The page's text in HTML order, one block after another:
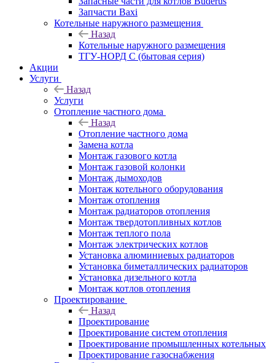
Запчасти Baxi
Котельные наружного размещения
Назад
Котельные наружного размещения
ТГУ-НОРД С (бытовая серия)
Акции
Услуги
Назад
Услуги
Отопление частного дома
Назад
Отопление частного дома
Замена котла
Монтаж газового котла
Монтаж газовой колонки
Монтаж дымоходов
Монтаж котельного оборудования
Монтаж отопления
Монтаж радиаторов отопления
Монтаж твердотопливных котлов
Монтаж теплого пола
Монтаж электрических котлов
Установка алюминиевых радиаторов
Установка биметаллических радиаторов
Установка дизельного котла
Монтаж котлов отопления
Проектирование
Назад
Проектирование
Проектирование систем отопления
Проектирование промышленных котельных
Проектирование газоснабжения